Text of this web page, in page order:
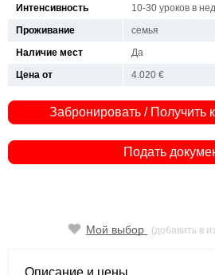
Интенсивность
10-30 уроков в
Проживание
семья
Наличие мест
Да
Цена от
4.020 €
Забронировать / Получить
Подать
Мой выбор (добавить в
Описание и цены